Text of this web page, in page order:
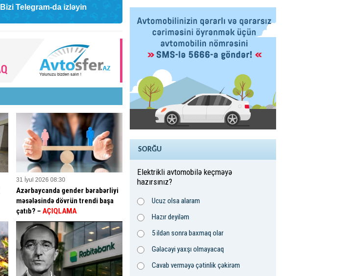
Bizi Telegram-da izləyin
31 İyul 2026 08:30
Azərbaycanda gender bərabərliyi
məsələsində dövrün trendi başa
çatıb? –AÇIQLAMA
SORĞU
Elektrikli avtomobilə keçməyə
hazırsınız?
Ucuz olsa alaram
Hazır deyiləm
5 ildən sonra baxmaq olar
Gələcəyi yaxşı olmayacaq
Cavab verməyə çətinlik çəkirəm